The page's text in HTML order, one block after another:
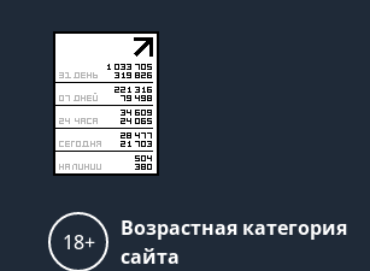
18+
Возрастная категория
сайта